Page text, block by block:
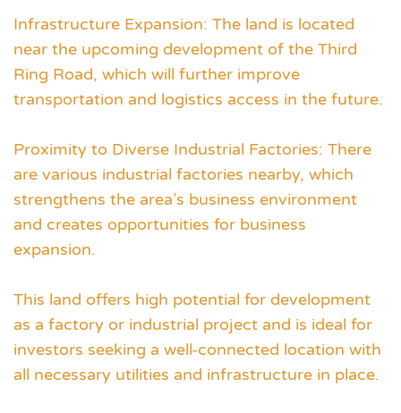
Infrastructure Expansion: The land is located
near the upcoming development of the Third
Ring Road, which will further improve
transportation and logistics access in the future.
Proximity to Diverse Industrial Factories: There
are various industrial factories nearby, which
strengthens the area’s business environment
and creates opportunities for business
expansion.
This land offers high potential for development
as a factory or industrial project and is ideal for
investors seeking a well-connected location with
all necessary utilities and infrastructure in place.